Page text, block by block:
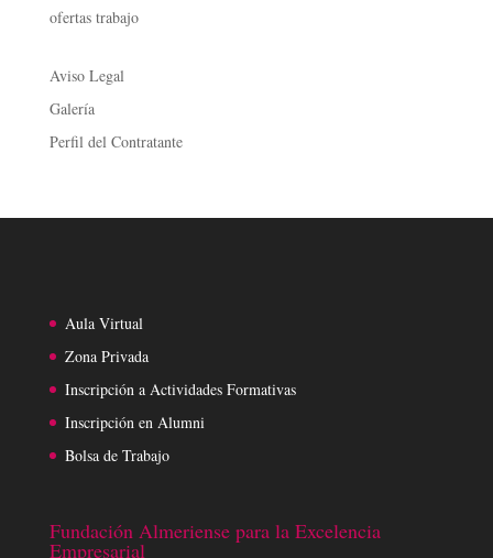
ofertas trabajo
Aviso Legal
Galería
Perfil del Contratante
Aula Virtual
Zona Privada
Inscripción a Actividades Formativas
Inscripción en Alumni
Bolsa de Trabajo
Fundación Almeriense para la Excelencia
Empresarial